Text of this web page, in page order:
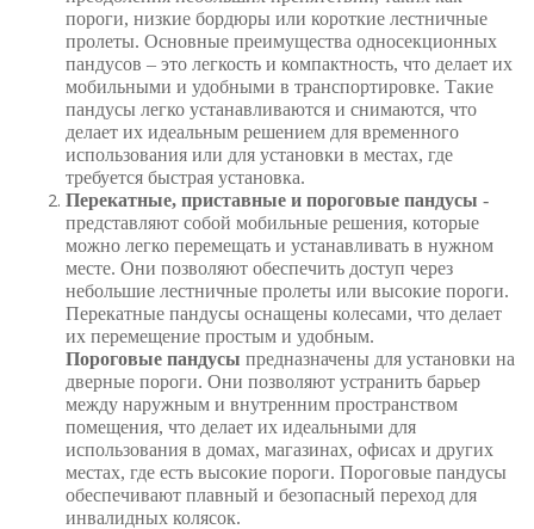
пороги, низкие бордюры или короткие лестничные
пролеты. Основные преимущества односекционных
пандусов – это легкость и компактность, что делает их
мобильными и удобными в транспортировке. Такие
пандусы легко устанавливаются и снимаются, что
делает их идеальным решением для временного
использования или для установки в местах, где
требуется быстрая установка.
Перекатные, приставные и пороговые пандусы -
представляют собой мобильные решения, которые
можно легко перемещать и устанавливать в нужном
месте. Они позволяют обеспечить доступ через
небольшие лестничные пролеты или высокие пороги.
Перекатные пандусы оснащены колесами, что делает
их перемещение простым и удобным.
Пороговые пандусы предназначены для установки на
дверные пороги. Они позволяют устранить барьер
между наружным и внутренним пространством
помещения, что делает их идеальными для
использования в домах, магазинах, офисах и других
местах, где есть высокие пороги. Пороговые пандусы
обеспечивают плавный и безопасный переход для
инвалидных колясок.